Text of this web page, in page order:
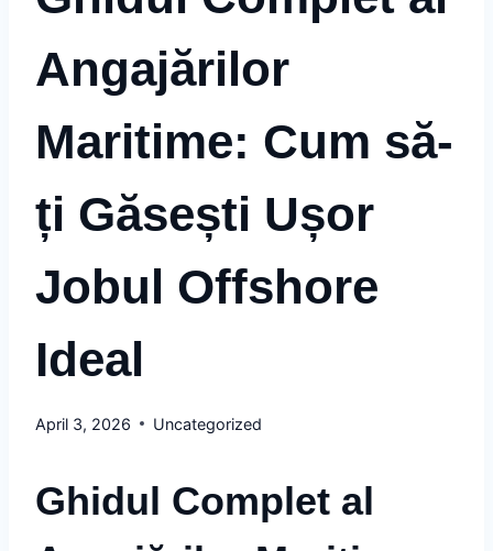
Angajărilor
Maritime: Cum să-
ți Găsești Ușor
Jobul Offshore
Ideal
April 3, 2026 Uncategorized
Ghidul Complet al